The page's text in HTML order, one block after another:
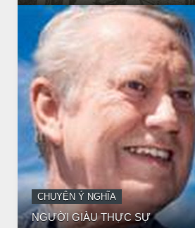
CHUYỆN Ý NGHĨA
CÔ BÉ BÁN DIÊM